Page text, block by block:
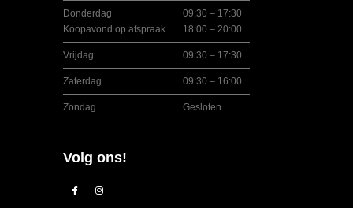
Donderdag
Koopavond op afspraak
09:30 – 17:30
18:00 – 20:00
Vrijdag 09:30 – 17:30
Zaterdag 09:30 – 16:00
Zondag Gesloten
Volg ons!